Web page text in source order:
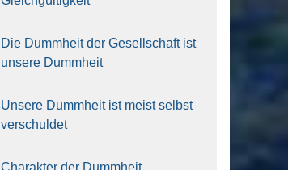
Die Dumm­heit der Gesell­schaft ist
unse­re Dumm­heit
Unse­re Dumm­heit ist meist selbst
ver­schul­det
Cha­rak­ter der Dumm­heit